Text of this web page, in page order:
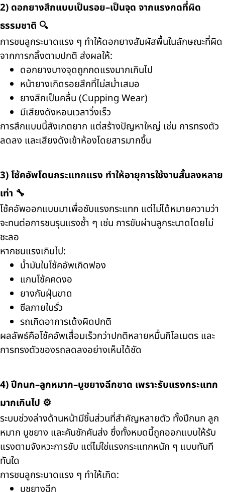
2) ดอกยางสึกแบบเป็นรอย–เป็นจุด จากแรงกดที่ผิด
ธรรมชาติ 🔍
การชนลูกระนาดแรง ๆ ทำให้ดอกยางสัมผัสพื้นในลักษณะที่ผิด
จากการกลิ้งตามปกติ ส่งผลให้:
ดอกยางบางจุดถูกกดแรงมากเกินไป
หน้ายางเกิดรอยสึกที่ไม่สม่ำเสมอ
ยางสึกเป็นคลื่น (Cupping Wear)
มีเสียงดังหอนเวลาวิ่งเร็ว
การสึกแบบนี้สังเกตยาก แต่สร้างปัญหาใหญ่ เช่น การทรงตัว
ลดลง และเสียงดังเข้าห้องโดยสารมากขึ้น
3) โช้คอัพโดนกระแทกแรง ทำให้อายุการใช้งานสั้นลงหลาย
เท่า 🔧
โช้คอัพออกแบบมาเพื่อซับแรงกระแทก แต่ไม่ได้หมายความว่า
จะทนต่อการชนรุนแรงซ้ำ ๆ เช่น การขับผ่านลูกระนาดโดยไม่
ชะลอ
หากชนแรงเกินไป:
น้ำมันในโช้คอัพเกิดฟอง
แกนโช้คคดงอ
ยางกันฝุ่นขาด
ซีลภายในรั่ว
รถเกิดอาการเด้งผิดปกติ
ผลลัพธ์คือโช้คอัพเสื่อมเร็วกว่าปกติหลายหมื่นกิโลเมตร และ
การทรงตัวของรถลดลงอย่างเห็นได้ชัด
4) ปีกนก–ลูกหมาก–บูชยางฉีกขาด เพราะรับแรงกระแทก
มากเกินไป ⚙️
ระบบช่วงล่างด้านหน้ามีชิ้นส่วนที่สำคัญหลายตัว ทั้งปีกนก ลูก
หมาก บูชยาง และคันชักคันส่ง ซึ่งทั้งหมดนี้ถูกออกแบบให้รับ
แรงตามจังหวะการขับ แต่ไม่ใช่แรงกระแทกหนัก ๆ แบบทันที
ทันใด
การชนลูกระนาดแรง ๆ ทำให้เกิด:
บูชยางฉีก